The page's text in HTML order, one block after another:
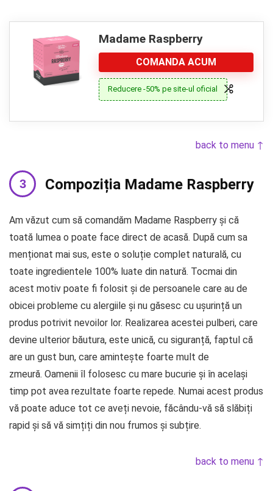
Madame Raspberry
COMANDA ACUM
Reducere -50% pe site-ul oficial
back to menu ↑
Compoziția Madame Raspberry
Am văzut cum să comandăm Madame Raspberry și că
toată lumea o poate face direct de acasă. După cum sa
menționat mai sus, este o soluție complet naturală, cu
toate ingredientele 100% luate din natură. Tocmai din
acest motiv poate fi folosit și de persoanele care au de
obicei probleme cu alergiile și nu găsesc cu ușurință un
produs potrivit nevoilor lor. Realizarea acestei pulberi, care
devine ulterior băutura, este unică, cu siguranță, faptul că
are un gust bun, care amintește foarte mult de
zmeură. Oamenii îl folosesc cu mare bucurie și în același
timp pot avea rezultate foarte repede. Numai acest produs
vă poate aduce tot ce aveți nevoie, făcându-vă să slăbiți
rapid și să vă simțiți din nou frumos și subțire.
back to menu ↑